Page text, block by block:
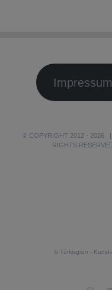
Impressum
© COPYRIGHT 2012 - 2026 |
RIGHTS
© Türkisgrün -